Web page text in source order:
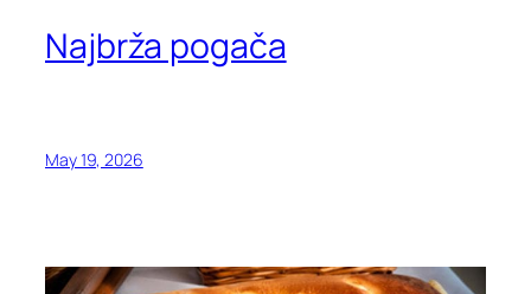
Najbrža pogača
May 19, 2026